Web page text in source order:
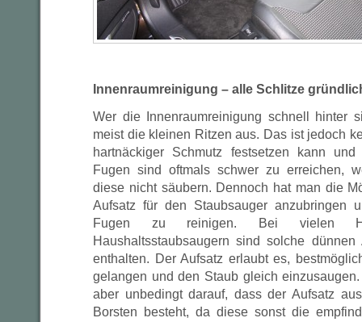
Innenraumreinigung – alle Schlitze
Wer die Innenraumreinigung schnell hinter
meist die kleinen Ritzen aus. Das ist jedoch
hartnäckiger Schmutz festsetzen kann
Fugen sind oftmals schwer zu erreichen,
diese nicht säubern. Dennoch hat man die
Aufsatz für den Staubsauger anzubringen
Fugen zu reinigen. Bei vielen
Haushaltsstaubsaugern sind solche
enthalten. Der Aufsatz erlaubt es,
gelangen und den Staub gleich
aber unbedingt darauf, dass der Aufsatz
Borsten besteht, da diese sonst die